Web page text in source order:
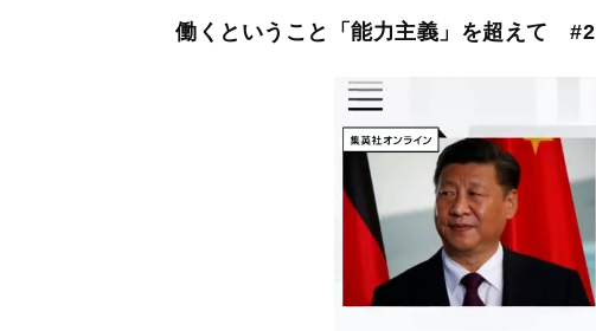
働くということ「能力主義」を超えて #2